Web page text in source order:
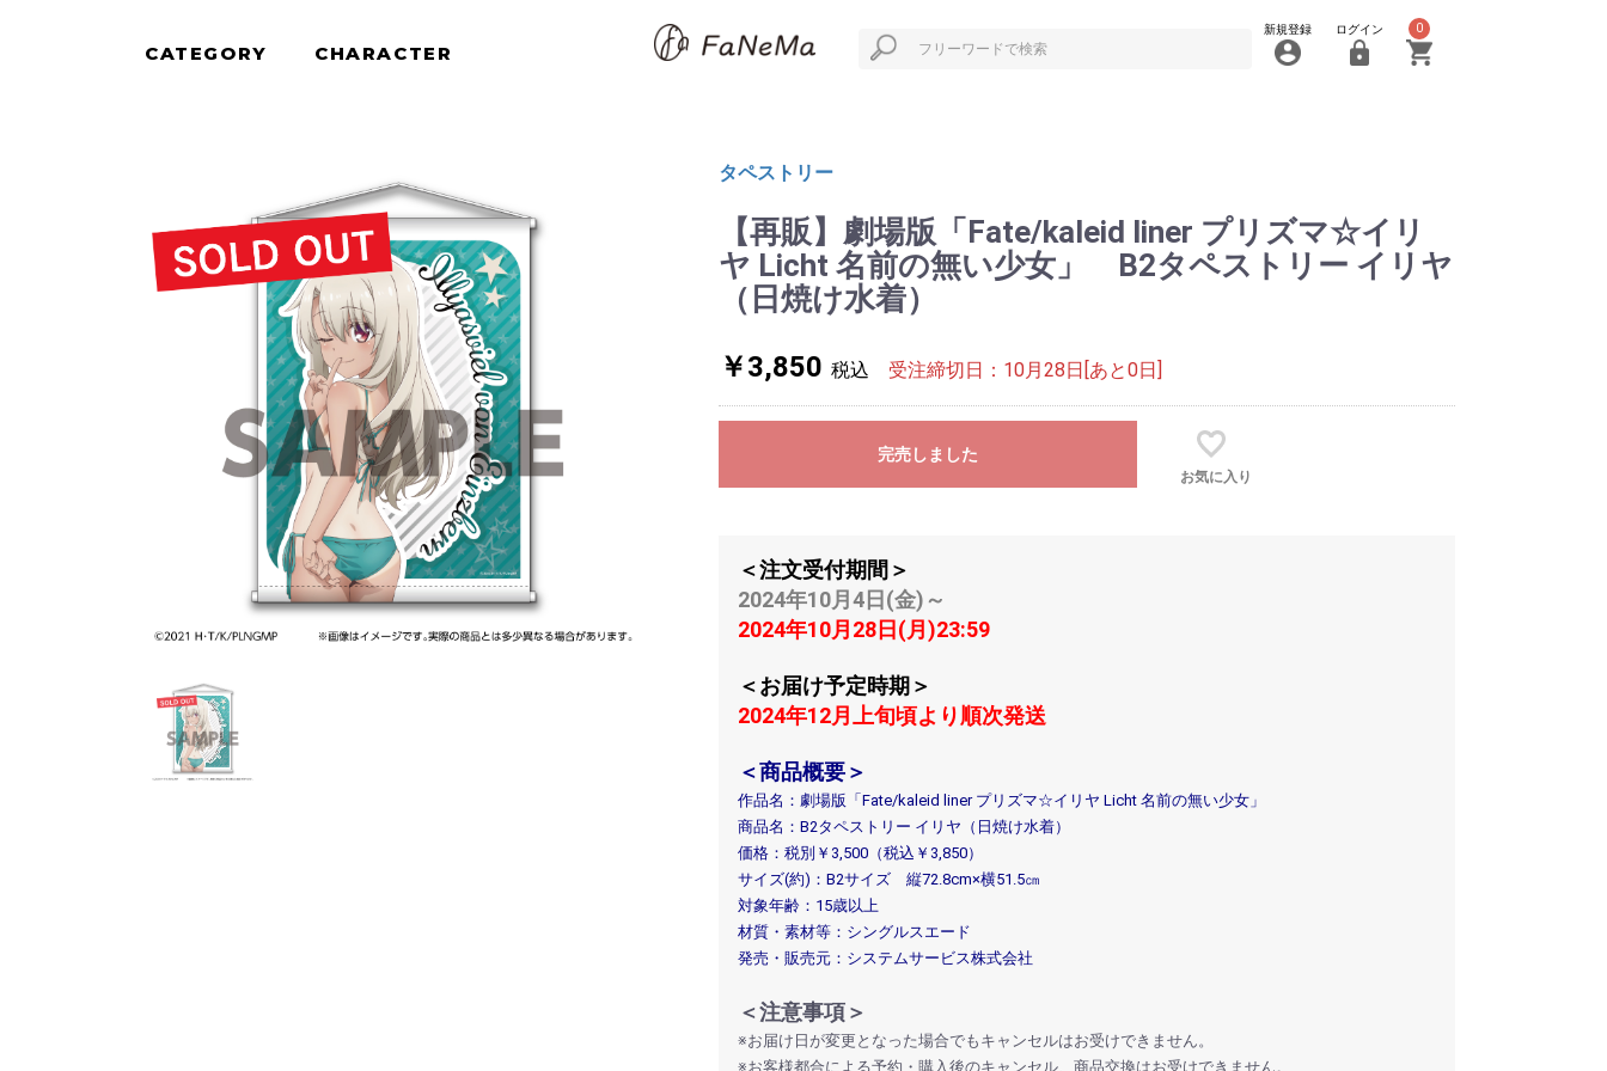
CATEGORY CHARACTER
新規登録 ログイン 0
タペストリー
【再販】劇場版「Fate/kaleid liner プリズマ☆イリ
ヤ Licht 名前の無い少女」 B2タペストリー イリヤ
（日焼け水着）
￥3,850 税込 受注締切日：10月28日[あと0日]
完売しました
お気に入り
お買い物を続ける カートへ進む
＜注文受付期間＞
2024年10月4日(金)～
2024年10月28日(月)23:59
＜お届け予定時期＞
2024年12月上旬頃より順次発送
＜商品概要＞
作品名：劇場版「Fate/kaleid liner プリズマ☆イリヤ Licht 名前の無い少女」
商品名：B2タペストリー イリヤ（日焼け水着）
価格：税別￥3,500（税込￥3,850）
サイズ(約)：B2サイズ 縦72.8cm×横51.5㎝
対象年齢：15歳以上
材質・素材等：シングルスエード
発売・販売元：システムサービス株式会社
＜注意事項＞
※お届け日が変更となった場合でもキャンセルはお受けできません。
※お客様都合による予約・購入後のキャンセル、商品交換はお受けできません。